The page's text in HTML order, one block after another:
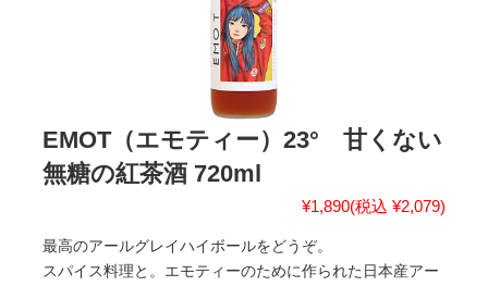
EMOT（エモティー）23° 甘くない
無糖の紅茶酒 720ml
¥1,890(税込 ¥2,079)
最高のアールグレイハイボールをどうぞ。
スパイス料理と。エモティーのために作られた日本産アー